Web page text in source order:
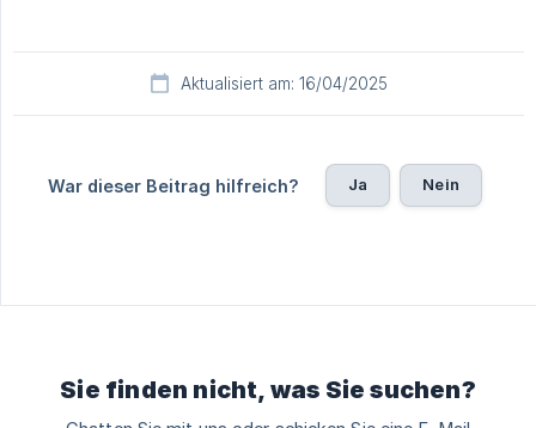
Aktualisiert am: 16/04/2025
War dieser Beitrag hilfreich? Ja Nein
Sie finden nicht, was Sie suchen?